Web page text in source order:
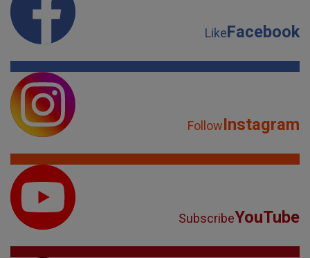
LikeFacebook
FollowInstagram
SubscribeYouTube